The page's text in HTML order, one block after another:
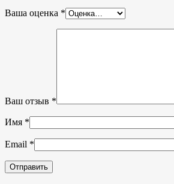
Ваша оценка *
Ваш отзыв *
Имя *
Email *